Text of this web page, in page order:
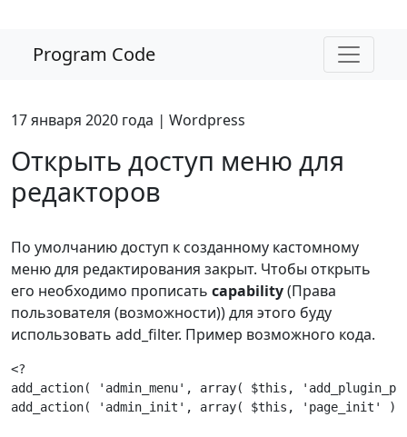
Program Code
17 января 2020 года | Wordpress
Открыть доступ меню для
редакторов
По умолчанию доступ к созданному кастомному
меню для редактирования закрыт. Чтобы открыть
его необходимо прописать capability(Права
пользователя (возможности)) для этого буду
использовать add_filter. Пример возможного кода.
<?
add_action( 'admin_menu', array( $this,
add_action( 'admin_init', array( $this, 'page_init'